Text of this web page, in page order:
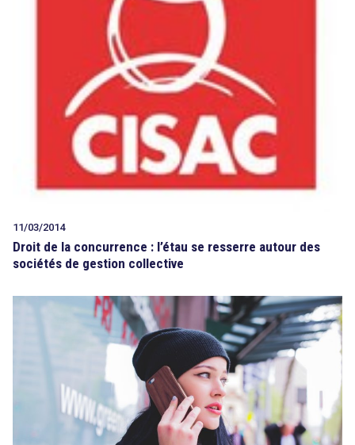
11/03/2014
Droit de la concurrence : l’étau se resserre autour des
sociétés de gestion collective